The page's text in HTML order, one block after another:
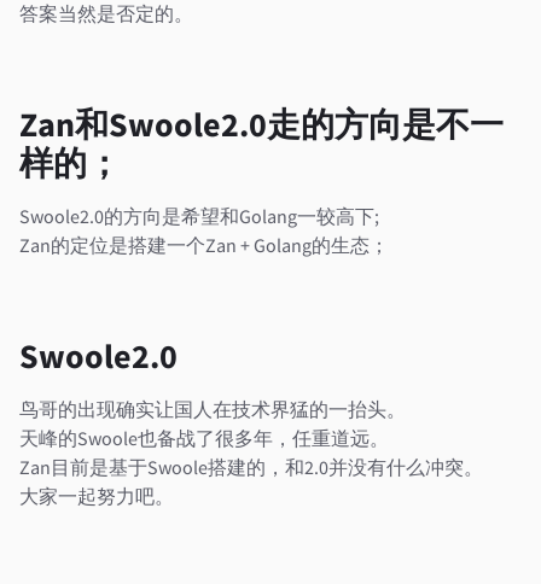
答案当然是否定的。
Zan和Swoole2.0走的方向是不一
样的；
Swoole2.0的方向是希望和Golang一较高下;
Zan的定位是搭建一个Zan + Golang的生态；
Swoole2.0
鸟哥的出现确实让国人在技术界猛的一抬头。
天峰的Swoole也备战了很多年，任重道远。
Zan目前是基于Swoole搭建的，和2.0并没有什么冲突。
大家一起努力吧。